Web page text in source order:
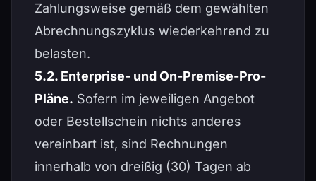
Zahlungsweise gemäß dem gewählten
Abrechnungszyklus wiederkehrend zu
belasten.
5.2. Enterprise- und On-Premise-Pro-
Pläne. Sofern im jeweiligen Angebot
oder Bestellschein nichts anderes
vereinbart ist, sind Rechnungen
innerhalb von dreißig (30) Tagen ab